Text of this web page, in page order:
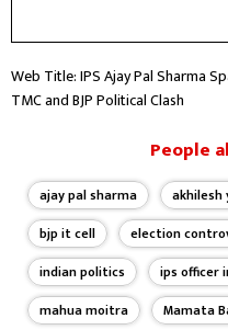
Web Title: IPS Ajay Pal Sharma
TMC and BJP Political Clash
People
ajay pal sharma akhilesh
bjp it cell
election
indian politics
ips officer
mahua moitra
Mamata